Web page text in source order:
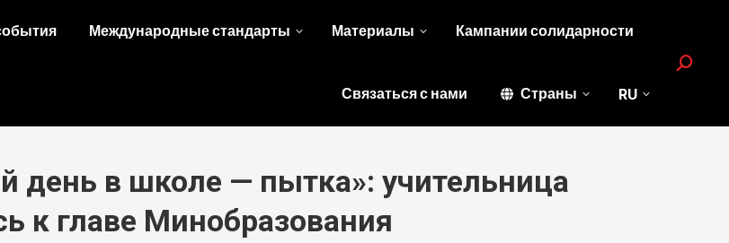
Международные стандарты Материалы Кампании солидарности
Связаться с нами Страны RU
Search:
в школе — пытка»: учительница
к главе Минобразования